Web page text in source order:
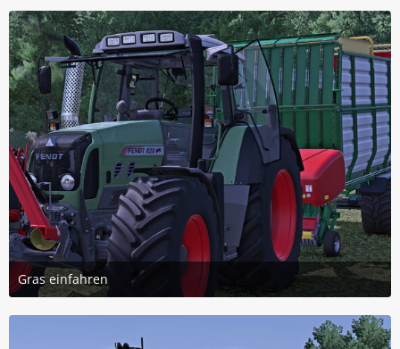
1
Gras einfahren
7. April 2026 um 19:15
3